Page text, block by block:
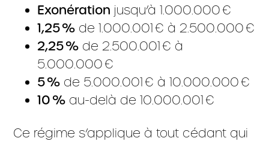
Exonération jusqu’à 1.000.000 €
1,25 % de 1.000.001 € à 2.500.000 €
2,25 % de 2.500.001 € à
5.000.000 €
5 % de 5.000.001 € à 10.000.000 €
10 % au-delà de 10.000.001 €
Ce régime s’applique à tout cédant qui